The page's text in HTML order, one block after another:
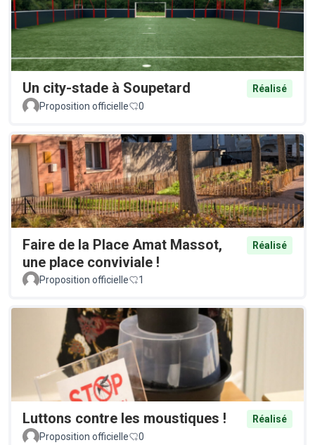
Un city-stade à Soupetard
Réalisé
Proposition officielle
0
Faire de la Place Amat Massot,
une place conviviale !
Réalisé
Proposition officielle 1
Luttons contre les moustiques !
Réalisé
Proposition officielle
0